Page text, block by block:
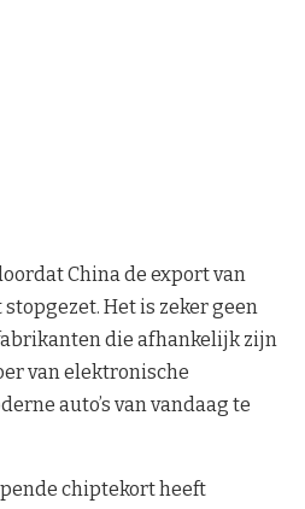
China de export van
stopgezet. Het is zeker geen
die afhankelijk zijn
van elektronische
auto’s van vandaag te
chiptekort heeft